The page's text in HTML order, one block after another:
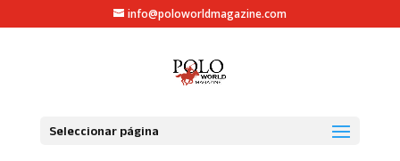
info@poloworldmagazine.com
Seleccionar página